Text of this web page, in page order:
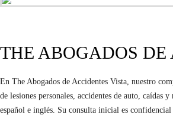
THE ABOGADOS DE
En The Abogados de Accidentes Vista, nuestro
de lesiones personales, accidentes de auto, caídas
español e inglés. Su consulta inicial es